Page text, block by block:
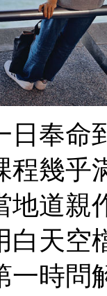
日奉命
程幾乎
地道親
白天空
一時問